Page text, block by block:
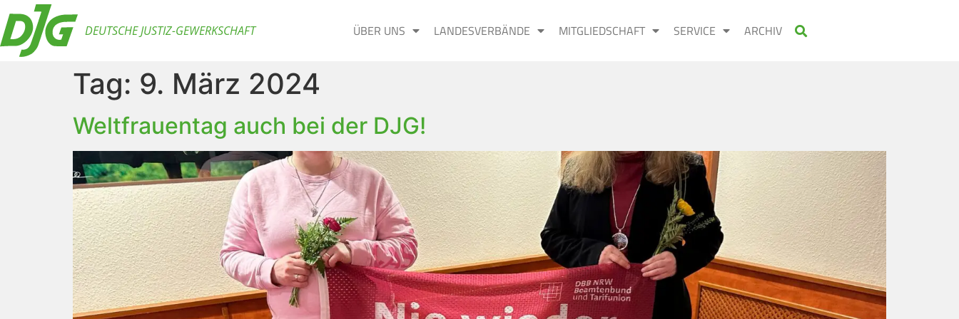
DEUTSCHE JUSTIZ-GEWERKSCHAFT ÜBER UNS LANDESVERBÄNDE MITGLIEDSCHAFT SERVICE ARCHIV
Tag: 9. März 2024
Weltfrauentag auch bei der DJG!